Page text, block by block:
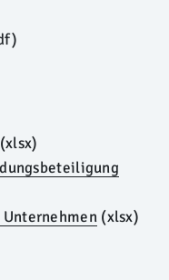
(xlsx)
(xlsx)